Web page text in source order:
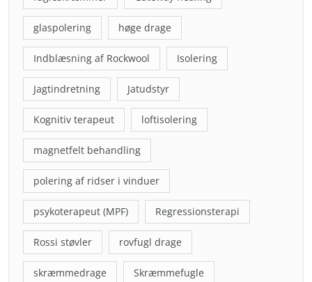
glaspolering høge drage
Indblæsning af Rockwool Isolering
Jagtindretning Jatudstyr
Kognitiv terapeut loftisolering
magnetfelt behandling
polering af ridser i vinduer
psykoterapeut (MPF) Regressionsterapi
Rossi støvler rovfugl drage
skræmmedrage Skræmmefugle